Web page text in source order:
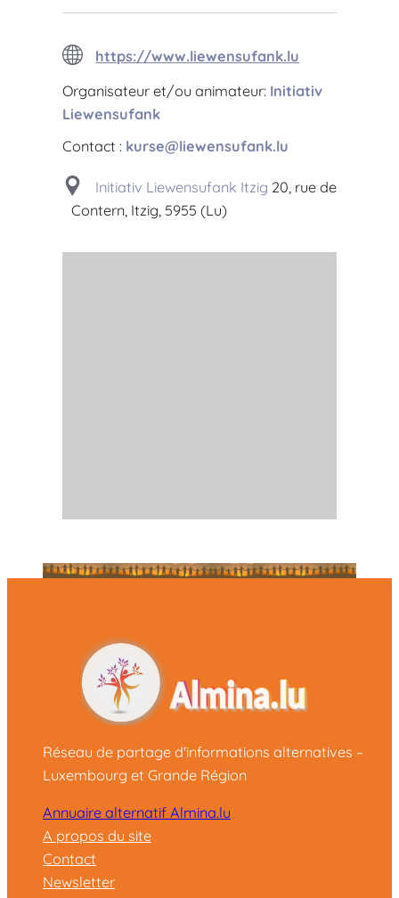
https://www.liewensufank.lu
Organisateur et/ou animateur: Initiativ
Liewensufank
Contact : kurse@liewensufank.lu
Initiativ Liewensufank Itzig 20, rue de
Contern, Itzig, 5955 (Lu)
Réseau de partage d'informations alternatives –
Luxembourg et Grande Région
Annuaire alternatif Almina.lu
A propos du site
Contact
Newsletter